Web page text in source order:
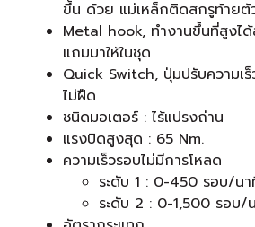
ขึ้น ด้วย แม่เหล็กติดสกรูท้ายตั
Metal hook, ทำงานขึ้นที่สูงไ
แถมมาให้ในชุด
Quick Switch, ปุ่มปรับความเ
ไม่ฝืด
ชนิดมอเตอร์ : ไร้แปรงถ่าน
แรงบิดสูงสุด : 65 Nm.
ความเร็วรอบไม่มีการโหลด
ระดับ 1 : 0-450 รอบ/น
ระดับ 2 : 0-1,500 รอบ/